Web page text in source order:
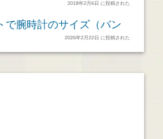
2018年2月6日 に投稿された
で腕時計のサイズ（バン
2026年2月22日 に投稿された